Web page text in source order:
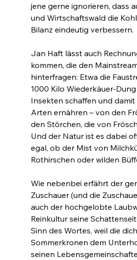
jene gerne ignorieren, dass
und Wirtschaftswald die
Bilanz eindeutig verbessern.
Jan Haft lässt auch
kommen, die den
hinterfragen: Etwa die
1000 Kilo Wiederkäuer-
Insekten schaffen und
Arten ernähren – von den
den Störchen, die von
Und der Natur ist es dabei
egal, ob der Mist von
Rothirschen oder wilden
Wie nebenbei erfährt der
Zuschauer (und die
auch der hochgelobte
Reinkultur seine
Sinn des Wortes, weil die
Sommerkronen dem
seinen